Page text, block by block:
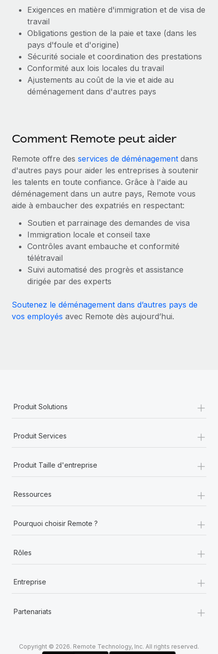
Création d’entité
Établissez des entités rapidement et en toute
conformité
Mobilité et déménagement international
employés
Explorer le blog
BLOG
Mises à jour des produits de Remote :
Intégrations Gusto et Xero et Gestion des
freelances Plus
En savoir plus
Comment Phiture gère ses 55 employés
répartis dans 19 pays grâce à Remote
Phiture, un leader notable du conseil en matière de
croissance mobile internationale, encourage les...
En savoir plus
Exigences en matière d'immigration et de visa de
travail
Obligations gestion de la paie et taxe (dans les
pays d'foule et d'origine)
Sécurité sociale et coordination des prestations
Conformité aux lois locales du travail
Ajustements au coût de la vie et aide au
déménagement dans d'autres pays
Comment Remote peut aider
Remote offre des services de déménagement dans
d'autres pays pour aider les entreprises à soutenir
les talents en toute confiance. Grâce à l'aide au
déménagement dans un autre pays, Remote vous
aide à embaucher des expatriés en respectant:
Soutien et parrainage des demandes de visa
Immigration locale et conseil taxe
Contrôles avant embauche et conformité
télétravail
Suivi automatisé des progrès et assistance
dirigée par des experts
Soutenez le déménagement dans d’autres pays de
vos employés avec Remote dès aujourd’hui.
Produit Solutions +
Produit Services +
Produit Taille d'entreprise +
Ressources +
Pourquoi choisir Remote ? +
Rôles +
Entreprise +
Partenariats +
Copyright © 2026. Remote Technology, Inc. All rights reserved.